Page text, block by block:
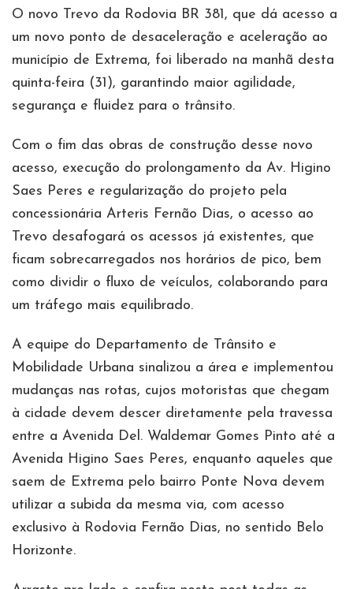
O novo Trevo da Rodovia BR 381, que dá acesso a
um novo ponto de desaceleração e aceleração ao
município de Extrema, foi liberado na manhã desta
quinta-feira (31), garantindo maior agilidade,
segurança e fluidez para o trânsito.
Com o fim das obras de construção desse novo
acesso, execução do prolongamento da Av. Higino
Saes Peres e regularização do projeto pela
concessionária Arteris Fernão Dias, o acesso ao
Trevo desafogará os acessos já existentes, que
ficam sobrecarregados nos horários de pico, bem
como dividir o fluxo de veículos, colaborando para
um tráfego mais equilibrado.
A equipe do Departamento de Trânsito e
Mobilidade Urbana sinalizou a área e implementou
mudanças nas rotas, cujos motoristas que chegam
à cidade devem descer diretamente pela travessa
entre a Avenida Del. Waldemar Gomes Pinto até a
Avenida Higino Saes Peres, enquanto aqueles que
saem de Extrema pelo bairro Ponte Nova devem
utilizar a subida da mesma via, com acesso
exclusivo à Rodovia Fernão Dias, no sentido Belo
Horizonte.